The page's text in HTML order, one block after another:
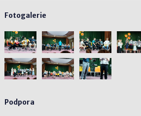
Fotogalerie
Podpora